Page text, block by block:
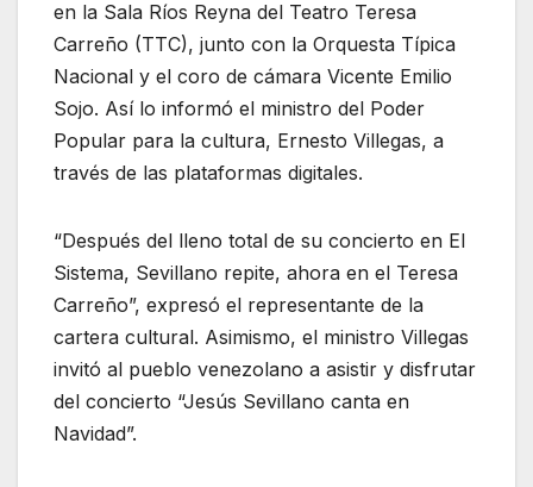
en la Sala Ríos Reyna del Teatro Teresa
Carreño (TTC), junto con la Orquesta Típica
Nacional y el coro de cámara Vicente Emilio
Sojo. Así lo informó el ministro del Poder
Popular para la cultura, Ernesto Villegas, a
través de las plataformas digitales.
“Después del lleno total de su concierto en El
Sistema, Sevillano repite, ahora en el Teresa
Carreño”, expresó el representante de la
cartera cultural. Asimismo, el ministro Villegas
invitó al pueblo venezolano a asistir y disfrutar
del concierto “Jesús Sevillano canta en
Navidad”.